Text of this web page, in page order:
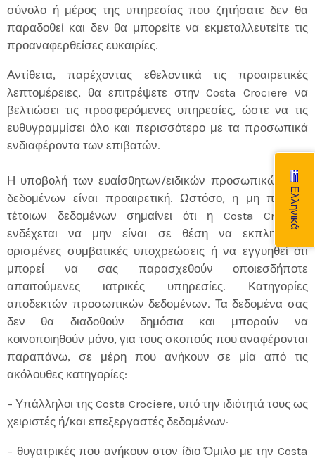
σύνολο ή μέρος της υπηρεσίας που ζητήσατε δεν θα
παραδοθεί και δεν θα μπορείτε να εκμεταλλευτείτε τις
προαναφερθείσες ευκαιρίες.
Αντίθετα, παρέχοντας εθελοντικά τις προαιρετικές
λεπτομέρειες, θα επιτρέψετε στην Costa Crociere να
βελτιώσει τις προσφερόμενες υπηρεσίες, ώστε να τις
ευθυγραμμίσει όλο και περισσότερο με τα προσωπικά
ενδιαφέροντα των επιβατών.
Η υποβολή των ευαίσθητων/ειδικών προσωπικών σας
δεδομένων είναι προαιρετική. Ωστόσο, η μη παροχή
τέτοιων δεδομένων σημαίνει ότι η Costa Crociere
ενδέχεται να μην είναι σε θέση να εκπληρώσει
ορισμένες συμβατικές υποχρεώσεις ή να εγγυηθεί ότι
μπορεί να σας παρασχεθούν οποιεσδήποτε
απαιτούμενες ιατρικές υπηρεσίες. Κατηγορίες
αποδεκτών προσωπικών δεδομένων. Τα δεδομένα σας
δεν θα διαδοθούν δημόσια και μπορούν να
κοινοποιηθούν μόνο, για τους σκοπούς που αναφέρονται
παραπάνω, σε μέρη που ανήκουν σε μία από τις
ακόλουθες κατηγορίες:
– Υπάλληλοι της Costa Crociere, υπό την ιδιότητά τους ως
χειριστές ή/και επεξεργαστές δεδομένων·
– θυγατρικές που ανήκουν στον ίδιο Όμιλο με την Costa
Ελληνικά